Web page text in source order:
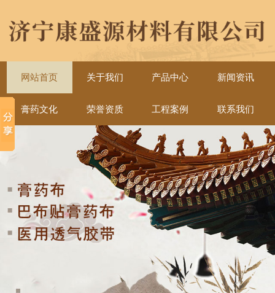
网站首页 关于我们 产品中心 新闻资讯
膏药文化 荣誉资质 工程案例 联系我们